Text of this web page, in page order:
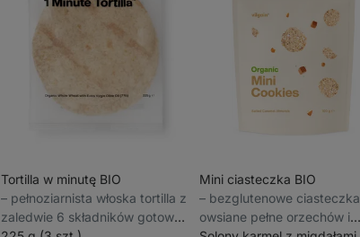
Tortilla w minutę BIO
⁠–⁠ pełnoziarnista włoska tortilla z
zaledwie 6 składników gotowa
Mini ciasteczka BIO
⁠–⁠ bezglutenowe ciasteczka
owsiane pełne orzechów i